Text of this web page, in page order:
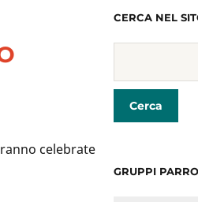
celebrate
CERCA NEL
GRUPPI